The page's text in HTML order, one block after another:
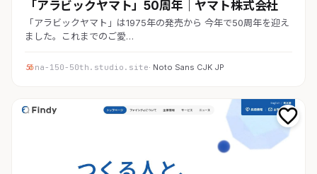
「アラビックヤマト」50周年｜ヤマト株式会社
「アラビックヤマト」は1975年の発売から 今年で50周年を迎え
ました。これまでのご愛…
na-150-50th.studio.site· Noto Sans CJK JP